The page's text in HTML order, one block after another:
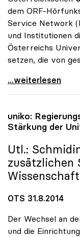
dem ORF-
Service Network
und Institutionen
Österreichs
setzen, die von
uniko und ORF-
...weiterlesen
uniko:
Stärkung der
Utl.:
zusätzlichen
Wissenschaft
OTS 31.8.2014
Der Wechsel an
und die